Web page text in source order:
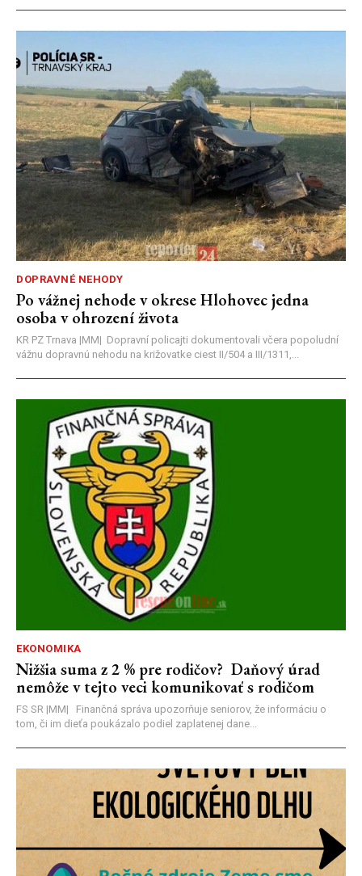
DOPRAVNÉ NEHODY
Po vážnej nehode v okrese Hlohovec jedna
osoba v ohrození života
KR PZ Trnava |MM| Dopravní policajti dokumentovali včera popoludní
vážnu dopravnú nehodu na križovatke ciest II/504 a III/1311,...
EKONOMIKA
Nižšia suma z 2 % pre rodičov? Daňový úrad
nemôže v tejto veci komunikovať s rodičom
FS SR |MM| Finančná správa upozorňuje seniorov, že informáciu o
tom, či im dieťa poukázalo podiel zaplatenej dane...